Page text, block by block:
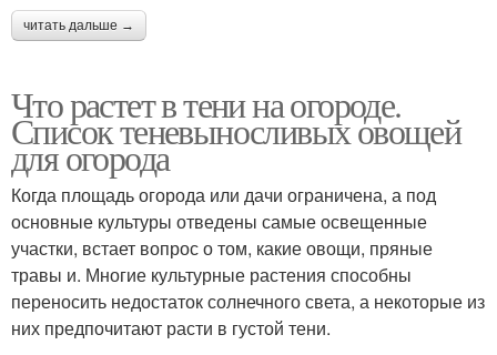
читать дальше →
Что растет в тени на огороде.
Список теневыносливых овощей
для огорода
Когда площадь огорода или дачи ограничена, а под
основные культуры отведены самые освещенные
участки, встает вопрос о том, какие овощи, пряные
травы и. Многие культурные растения способны
переносить недостаток солнечного света, а некоторые из
них предпочитают расти в густой тени.